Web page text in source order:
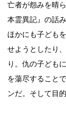
亡者が怨みを晴
本霊異記』の話
ほかにも子ども
せようとしたり
り。仇の子ども
を蕩尽すること
ンだ。そして目